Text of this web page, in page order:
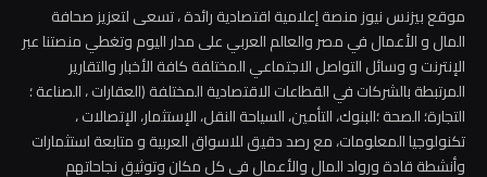
موقع بيزنس نيوز منصة إعلامية اقتصادية رائدة ، تسعى لتعزيز صحافة
المال و الأعمال في مصر والعالم العربي على مدار اليوم وتغطي منصتنا عبر
الإنترنت و وسائل التواصل الاجتماعي المختلفة كافة الأخبار والتقارير
المرتبطة بالشركات في القطاعات الاقتصادية المختلفة (العقارات ، الصناعة ؛
التجارة؛ الصحة ؛البنوك، التأمين، السياحة النقل، الإستثمار، الإتصالات ،
تكنولوجيا المعلومات، مع رصد دقيق للاسواق العربية و متابعة استثمارات
وأنشطة قادة ورواد المال والأعمال في كل مكان وتوثيق نجاحاتهم